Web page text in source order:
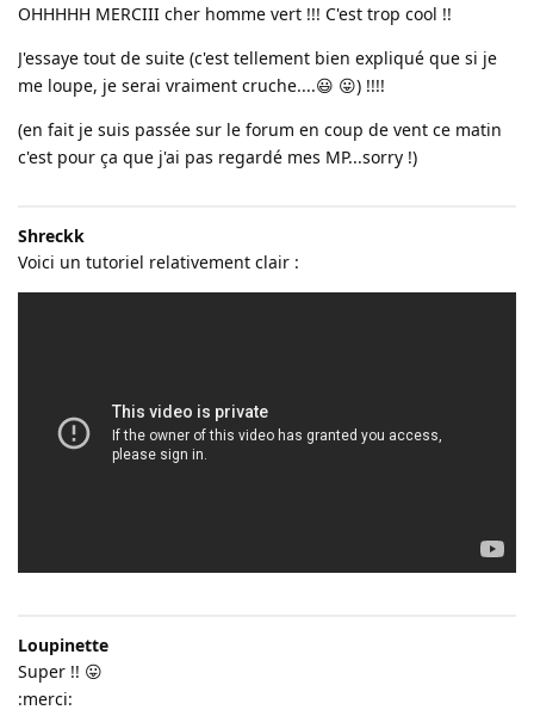
OHHHHH MERCIII cher homme vert !!! C'est trop cool !!
J'essaye tout de suite (c'est tellement bien expliqué que si je
me loupe, je serai vraiment cruche....😃 😛) !!!!
(en fait je suis passée sur le forum en coup de vent ce matin
c'est pour ça que j'ai pas regardé mes MP...sorry !)
Shreckk
Voici un tutoriel relativement clair :
Loupinette
Super !! 😛
:merci: